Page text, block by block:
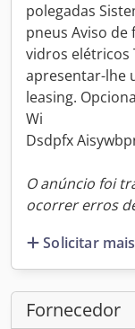
polegadas
pneus Aviso de
vidros elétricos
apresentar-lhe
leasing.
Wi
Dsdpfx
O anúncio foi
ocorrer erros
Solicitar
Fornecedor